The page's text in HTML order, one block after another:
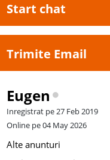
Start chat
Trimite Email
Eugen
Inregistrat pe 27 Feb 2019
Online pe 04 May 2026
Alte anunturi